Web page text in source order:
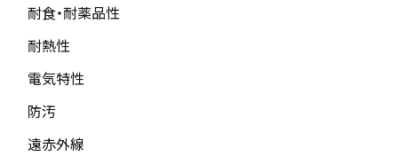
耐食・耐薬品性
耐熱性
電気特性
防汚
遠赤外線